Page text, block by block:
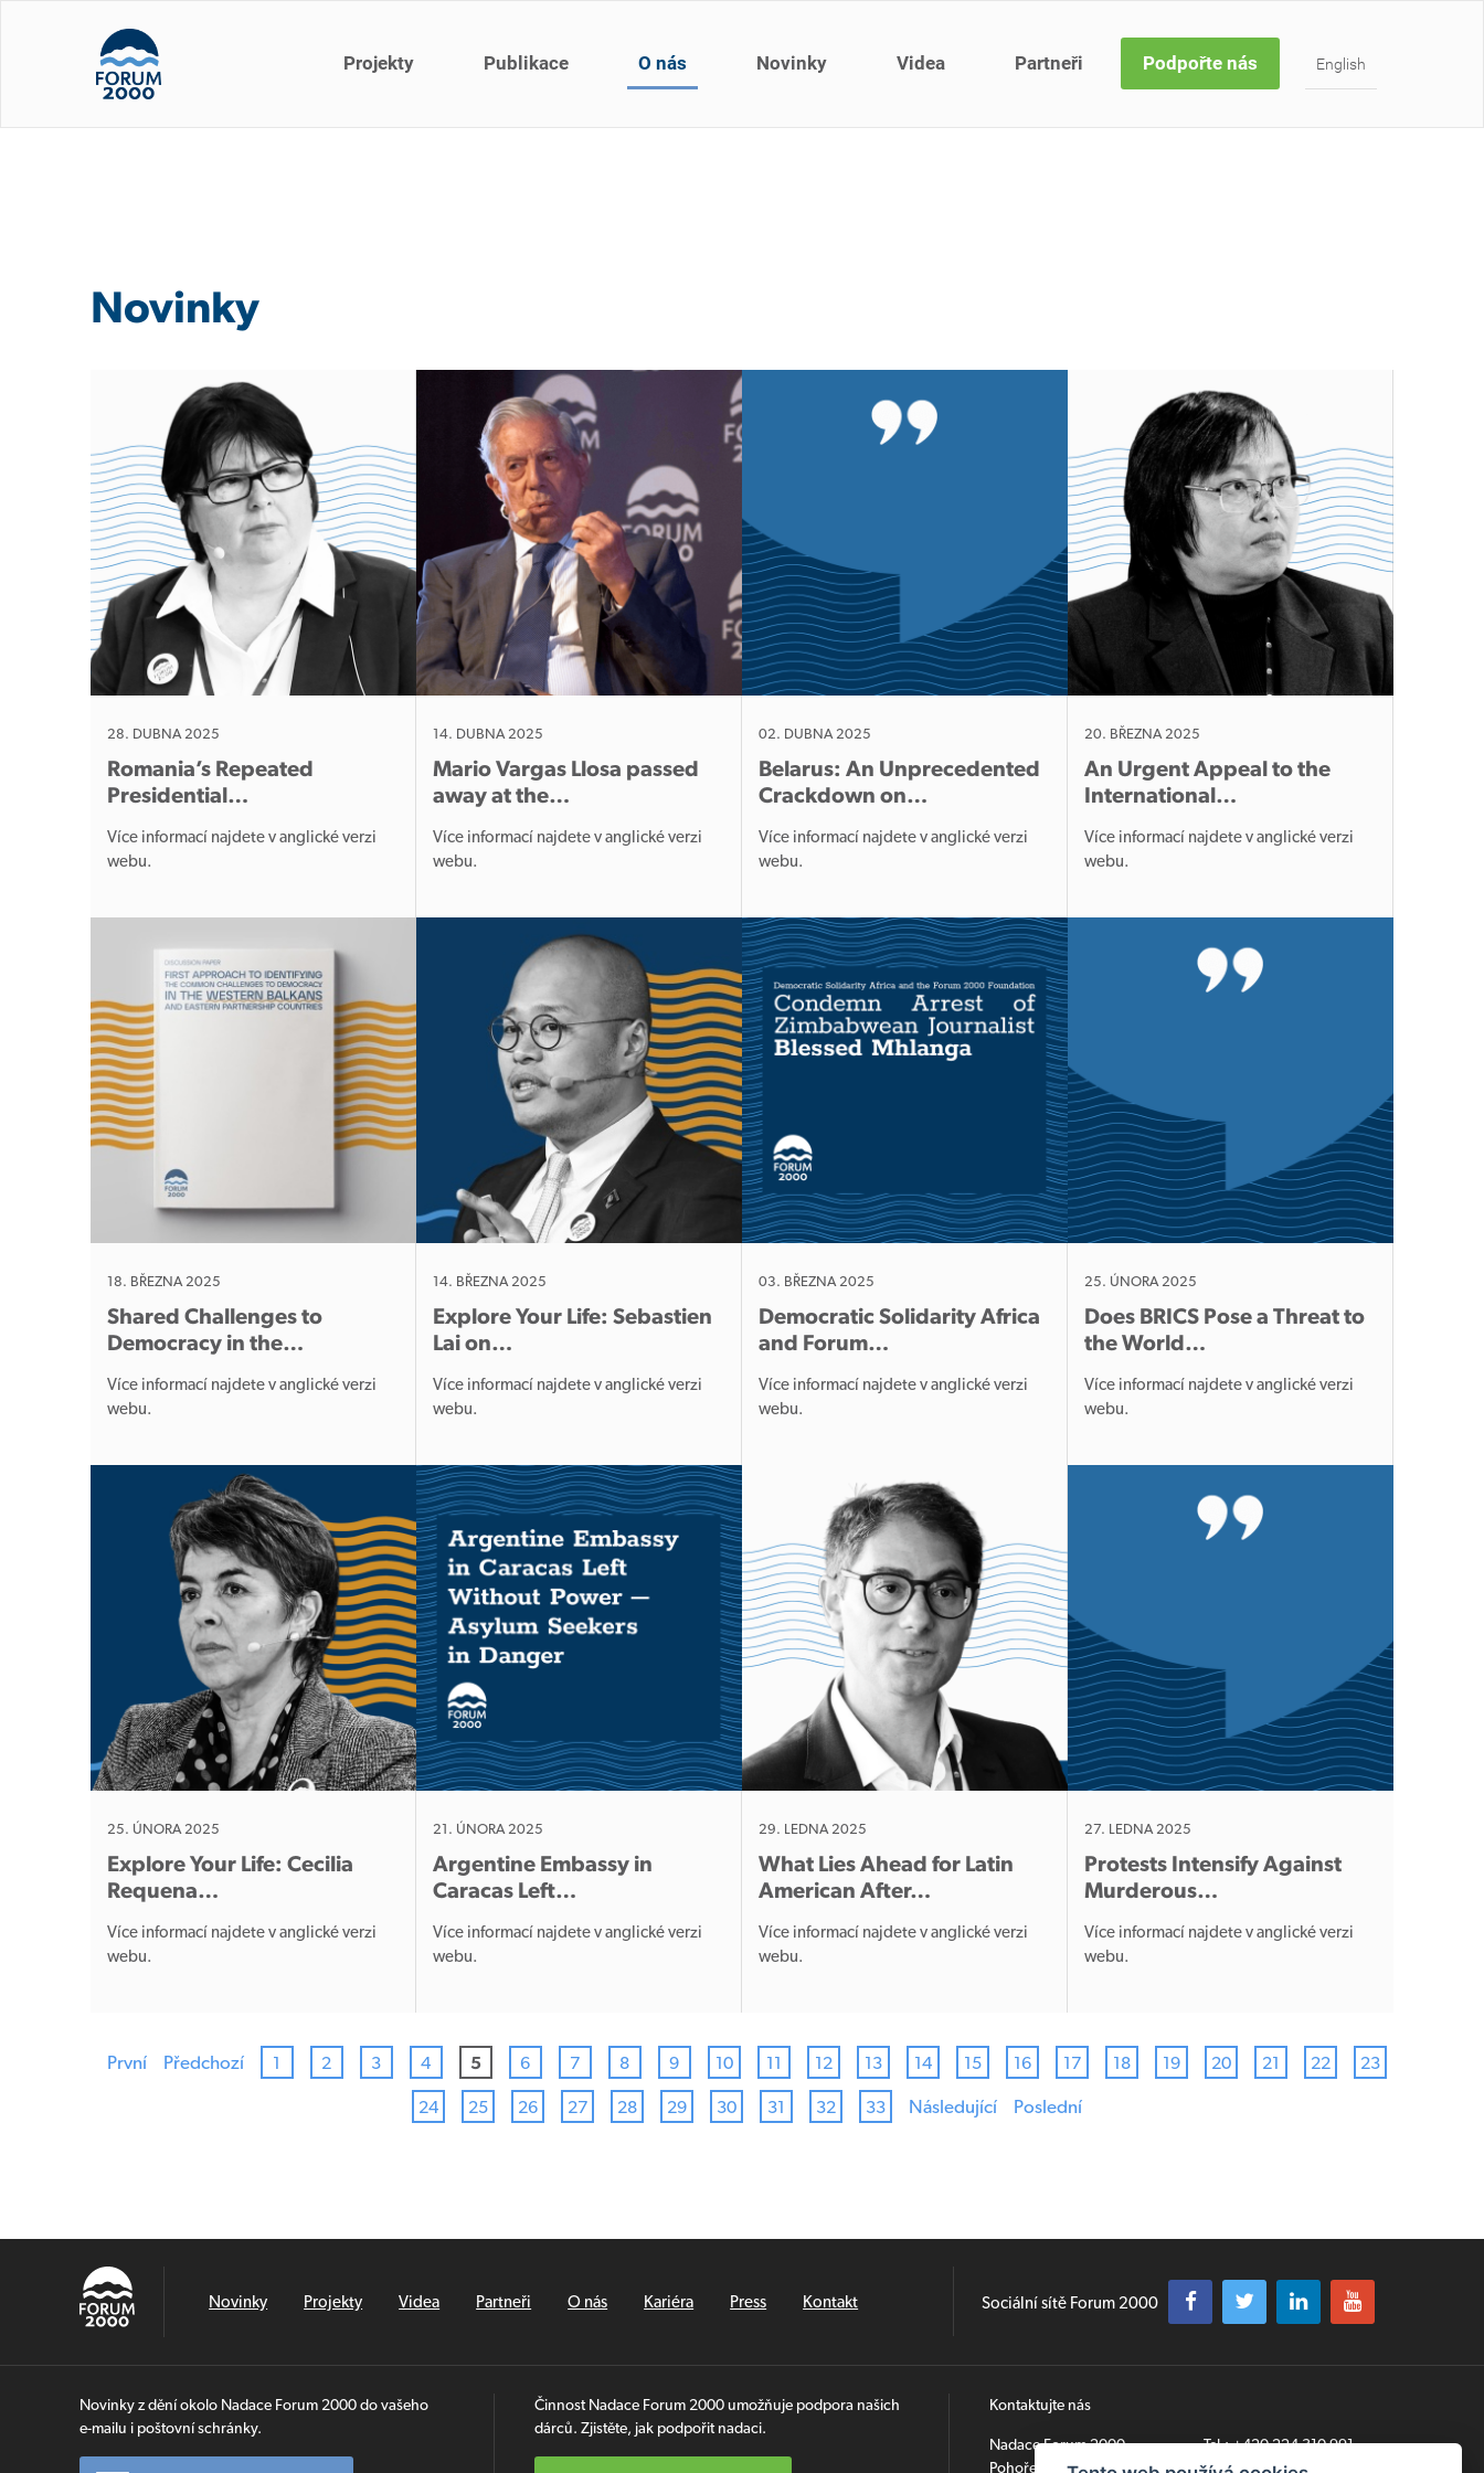
Projekty Publikace O nás Novinky Videa Partneři Podpořte nás English
Novinky
28. DUBNA 2025
Romania’s Repeated
Presidential…
Více informací najdete v anglické verzi
webu.
14. DUBNA 2025
Mario Vargas Llosa passed
away at the…
Více informací najdete v anglické verzi
webu.
02. DUBNA 2025
Belarus: An Unprecedented
Crackdown on…
Více informací najdete v anglické verzi
webu.
20. BŘEZNA 2025
An Urgent Appeal to the
International…
Více informací najdete v anglické verzi
webu.
18. BŘEZNA 2025
Shared Challenges to
Democracy in the…
Více informací najdete v anglické verzi
webu.
14. BŘEZNA 2025
Explore Your Life: Sebastien
Lai on…
Více informací najdete v anglické verzi
webu.
03. BŘEZNA 2025
Democratic Solidarity Africa
and Forum…
Více informací najdete v anglické verzi
webu.
25. ÚNORA 2025
Does BRICS Pose a Threat to
the World…
Více informací najdete v anglické verzi
webu.
25. ÚNORA 2025
Explore Your Life: Cecilia
Requena…
Více informací najdete v anglické verzi
webu.
21. ÚNORA 2025
Argentine Embassy in
Caracas Left…
Více informací najdete v anglické verzi
webu.
29. LEDNA 2025
What Lies Ahead for Latin
American After…
Více informací najdete v anglické verzi
webu.
27. LEDNA 2025
Protests Intensify Against
Murderous…
Více informací najdete v anglické verzi
webu.
První Předchozí 1 2 3 4 5 6 7 8 9 10 11 12 13 14 15 16 17 18 19 20 21 22 23
24 25 26 27 28 29 30 31 32 33 Následující Poslední
Novinky Projekty Videa Partneři O nás Kariéra Press Kontakt Sociální sítě Forum 2000
Novinky z dění okolo Nadace Forum 2000 do vašeho
e-mailu i poštovní schránky.
Činnost Nadace Forum 2000 umožňuje podpora našich
dárců. Zjistěte, jak podpořit nadaci.
Kontaktujte nás
Nadace Forum 2000
Pohořelec 6
Tel.:+420 224 310 991
secretariat@forum2000.cz